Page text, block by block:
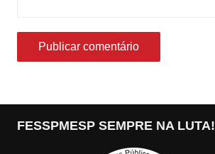
FESSPMESP SEMPRE NA LUTA!